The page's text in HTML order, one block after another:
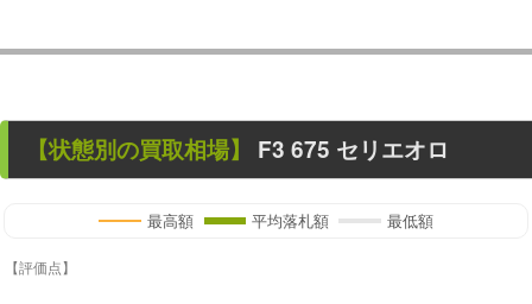
【状態別の買取相場】 F3 675 セリエオロ
最高額 平均落札額 最低額
【評価点】